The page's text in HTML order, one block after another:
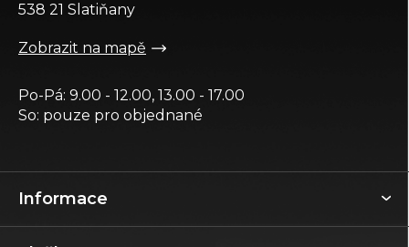
Informace
538 21 Slatiňany
Zobrazit na mapě
Po-Pá: 9.00 - 12.00, 13.00 - 17.00
So: pouze pro objednané